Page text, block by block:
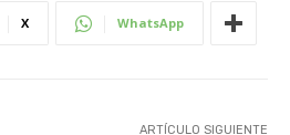
X WhatsApp
ARTÍCULO SIGUIENTE